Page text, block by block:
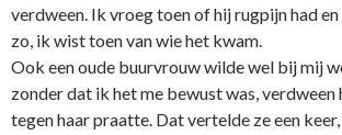
verdween. Ik vroeg toen of hij rugpijn had
zo, ik wist toen van wie het kwam.
Ook een oude buurvrouw wilde wel bij mij
zonder dat ik het me bewust was, verdween
tegen haar praatte. Dat vertelde ze een